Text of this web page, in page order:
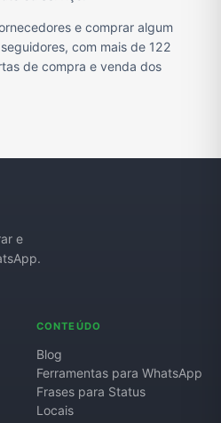
e comprar algum
com mais de 122
de compra e venda dos
e
CONTEÚDO
Blog
Ferramentas para WhatsApp
Frases para Status
Locais